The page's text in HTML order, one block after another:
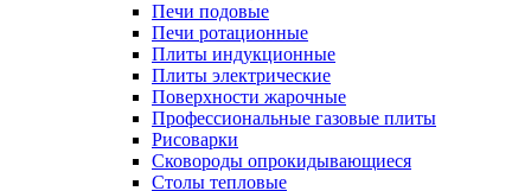
Печи подовые
Печи ротационные
Плиты индукционные
Плиты электрические
Поверхности жарочные
Профессиональные газовые плиты
Рисоварки
Сковороды опрокидывающиеся
Столы тепловые